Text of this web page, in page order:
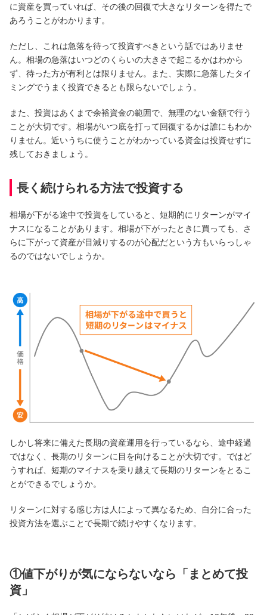
に資産を買っていれば、その後の回復で大きなリターンを得たで
あろうことがわかります。
ただし、これは急落を待って投資すべきという話ではありませ
ん。相場の急落はいつどのくらいの大きさで起こるかはわから
ず、待った方が有利とは限りません。また、実際に急落したタイ
ミングでうまく投資できるとも限らないでしょう。
また、投資はあくまで余裕資金の範囲で、無理のない金額で行う
ことが大切です。相場がいつ底を打って回復するかは誰にもわか
りません。近いうちに使うことがわかっている資金は投資せずに
残しておきましょう。
長く続けられる方法で投資する
相場が下がる途中で投資をしていると、短期的にリターンがマイ
ナスになることがあります。相場が下がったときに買っても、さ
らに下がって資産が目減りするのが心配だという方もいらっしゃ
るのではないでしょうか。
しかし将来に備えた長期の資産運用を行っているなら、途中経過
ではなく、長期のリターンに目を向けることが大切です。ではど
うすれば、短期のマイナスを乗り越えて長期のリターンをとるこ
とができるでしょうか。
リターンに対する感じ方は人によって異なるため、自分に合った
投資方法を選ぶことで長期で続けやすくなります。
①値下がりが気にならないなら「まとめて投
資」